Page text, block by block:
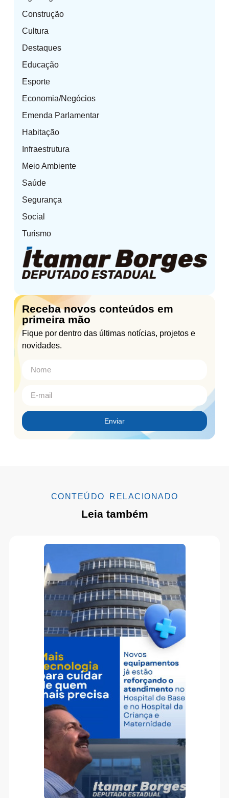
Construção
Cultura
Destaques
Educação
Esporte
Economia/Negócios
Emenda Parlamentar
Habitação
Infraestrutura
Meio Ambiente
Saúde
Segurança
Social
Turismo
Receba novos conteúdos em
primeira mão
Fique por dentro das últimas notícias, projetos e
novidades.
Enviar
CONTEÚDO RELACIONADO
Leia também